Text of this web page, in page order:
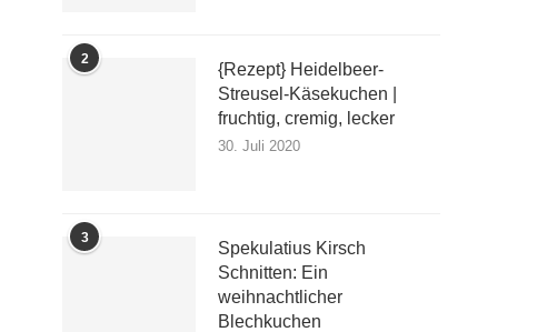
2
{Rezept} Heidelbeer-
Streusel-Käsekuchen |
fruchtig, cremig, lecker
30. Juli 2020
3
Spekulatius Kirsch
Schnitten: Ein
weihnachtlicher
Blechkuchen